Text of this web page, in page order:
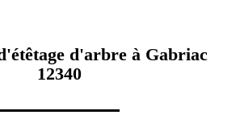
d'arbre à Gabriac
12340